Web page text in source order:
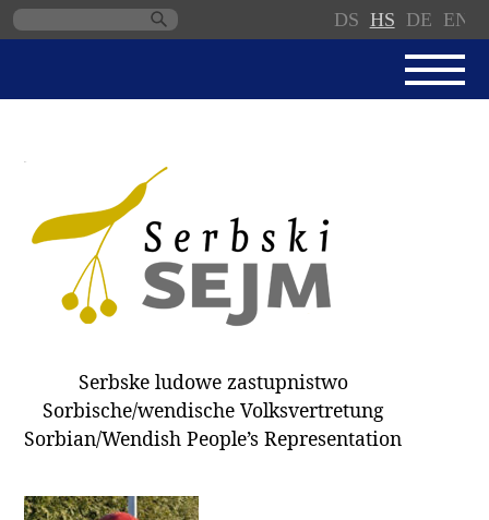
DS HS DE EN
SERBSKI SEJM
JEDNANSKI PORJAD
PROTOKOLE / WOBZAMKNJENJA
DARY
ZAPÓSŁANCY
WUBĚRKI
Serbske ludowe zastupnistwo
Sorbische/wendische Volksvertretung
Sorbian/Wendish People’s Representation